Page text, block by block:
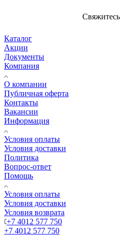
Свяжитесь
Каталог
Акции
Документы
Компания
О компании
Публичная оферта
Контакты
Вакансии
Информация
Условия оплаты
Условия доставки
Политика
Вопрос-ответ
Помощь
Условия оплаты
Условия доставки
Условия возврата
+7 4012 577 750
+7 4012 577 750